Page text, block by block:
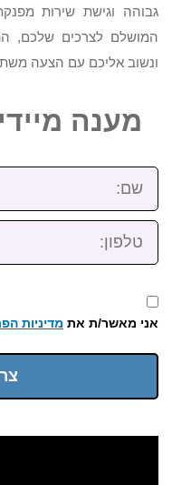
גבוהה וגישת שירות
המושלם לצרכים שלכם,
ונשוב אליכם עם הצעה
מענה מיידי: 072-3922-
שם:
טלפון:
אני מאשר/ת את מדיניות